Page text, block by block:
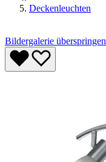
Deckenleuchten
Bildergalerie überspringen